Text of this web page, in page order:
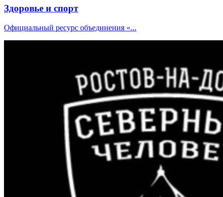
Здоровье и спорт
Официальный ресурс объединения «...